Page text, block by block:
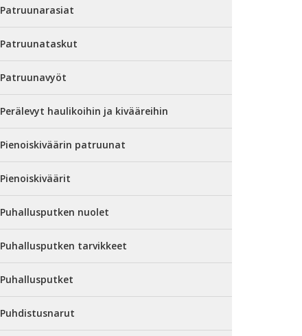
Patruunarasiat
Patruunataskut
Patruunavyöt
Perälevyt haulikoihin ja kivääreihin
Pienoiskiväärin patruunat
Pienoiskiväärit
Puhallusputken nuolet
Puhallusputken tarvikkeet
Puhallusputket
Puhdistusnarut